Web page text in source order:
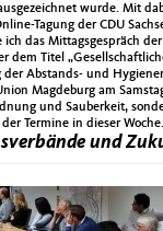
wurde. Mit
Tagung der CDU
ich das Mittagsgespräch
dem Titel
der Abstands- und
Magdeburg am
und Sauberkeit,
Termine in dieser Woche.
und